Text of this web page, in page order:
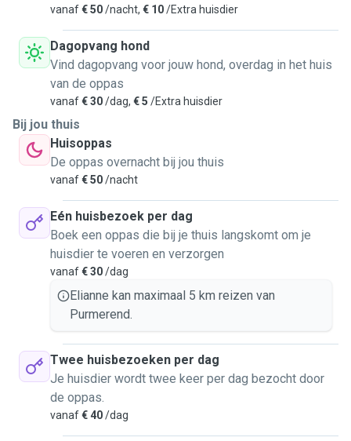
vanaf€ 50/nacht, € 10/Extra huisdier
Dagopvang hond
Vind dagopvang voor jouw hond, overdag in het huis
van de oppas
vanaf€ 30/dag, € 5 /Extra huisdier
Bij jou thuis
Huisoppas
De oppas overnacht bij jou thuis
vanaf€ 50/nacht
Eén huisbezoek per dag
Boek een oppas die bij je thuis langskomt om je
huisdier te voeren en verzorgen
vanaf€ 30/dag
Elianne kan maximaal 5 km reizen van
Purmerend.
Twee huisbezoeken per dag
Je huisdier wordt twee keer per dag bezocht door
de oppas.
vanaf€ 40/dag